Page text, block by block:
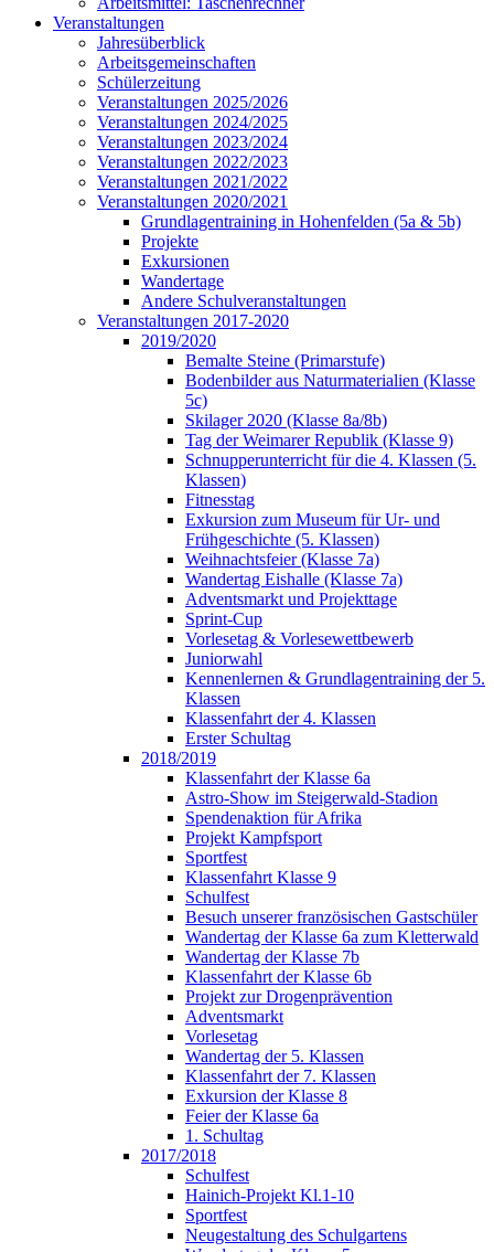
Veranstaltungen
Jahresüberblick
Arbeitsgemeinschaften
Schülerzeitung
Veranstaltungen 2025/2026
Veranstaltungen 2024/2025
Veranstaltungen 2023/2024
Veranstaltungen 2022/2023
Veranstaltungen 2021/2022
Veranstaltungen 2020/2021
Grundlagentraining in Hohenfelden (5a & 5b)
Projekte
Exkursionen
Wandertage
Andere Schulveranstaltungen
Veranstaltungen 2017-2020
2019/2020
Bemalte Steine (Primarstufe)
Bodenbilder aus Naturmaterialien (Klasse
5c)
Skilager 2020 (Klasse 8a/8b)
Tag der Weimarer Republik (Klasse 9)
Schnupperunterricht für die 4. Klassen (5.
Klassen)
Fitnesstag
Exkursion zum Museum für Ur- und
Frühgeschichte (5. Klassen)
Weihnachtsfeier (Klasse 7a)
Wandertag Eishalle (Klasse 7a)
Adventsmarkt und Projekttage
Sprint-Cup
Vorlesetag & Vorlesewettbewerb
Juniorwahl
Kennenlernen & Grundlagentraining der 5.
Klassen
Klassenfahrt der 4. Klassen
Erster Schultag
2018/2019
Klassenfahrt der Klasse 6a
Astro-Show im Steigerwald-Stadion
Spendenaktion für Afrika
Projekt Kampfsport
Sportfest
Klassenfahrt Klasse 9
Schulfest
Besuch unserer französischen Gastschüler
Wandertag der Klasse 6a zum Kletterwald
Wandertag der Klasse 7b
Klassenfahrt der Klasse 6b
Projekt zur Drogenprävention
Adventsmarkt
Vorlesetag
Wandertag der 5. Klassen
Klassenfahrt der 7. Klassen
Exkursion der Klasse 8
Feier der Klasse 6a
1. Schultag
2017/2018
Schulfest
Hainich-Projekt Kl.1-10
Sportfest
Neugestaltung des Schulgartens